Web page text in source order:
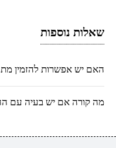
שאלות נוספות
האם יש אפשרות להזמין
מה קורה אם יש בעיה עם